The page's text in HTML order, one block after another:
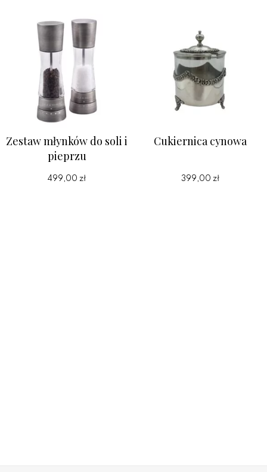
Zestaw młynków do soli i
pieprzu
499,00 zł
Cukiernica cynowa
399,00 zł